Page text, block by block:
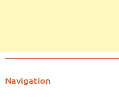
Navigation